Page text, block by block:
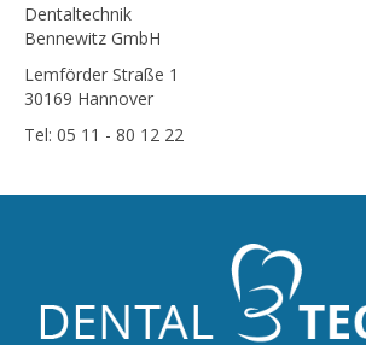
Dentaltechnik
Bennewitz GmbH
Lemförder Straße 1
30169 Hannover
Tel: 05 11 - 80 12 22